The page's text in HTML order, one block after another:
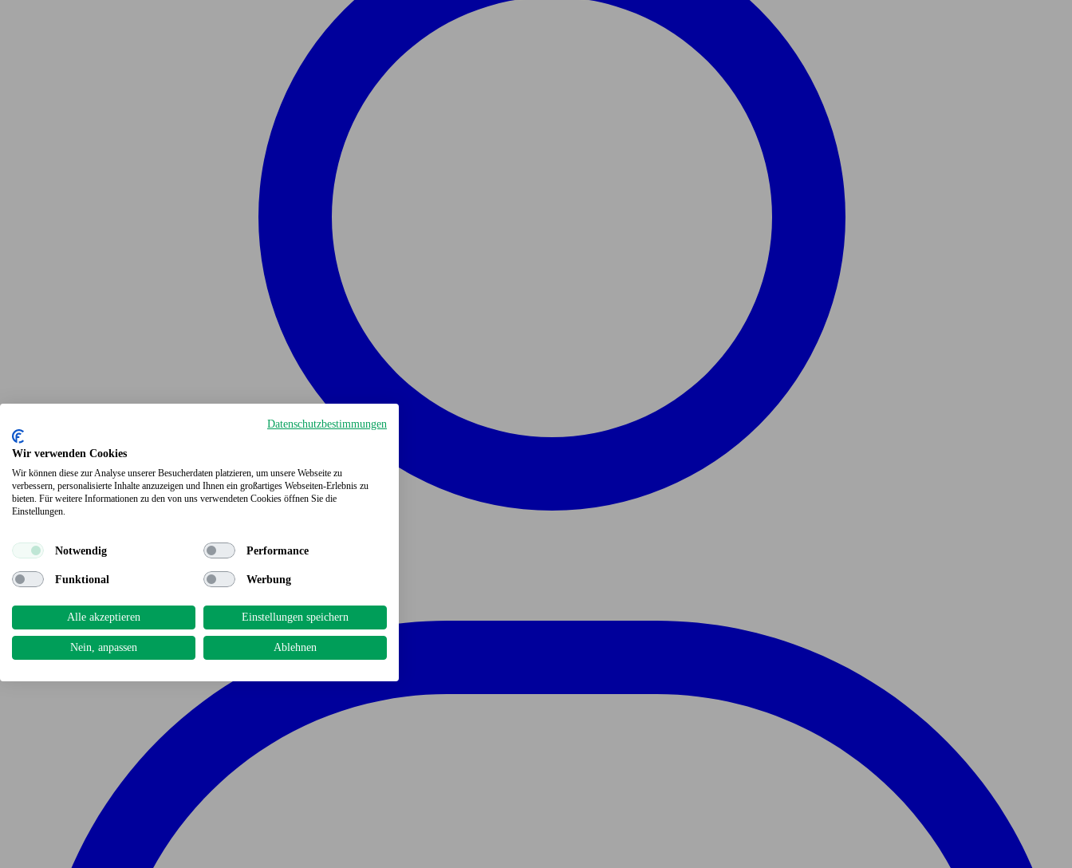
Datenschutzbestimmungen
Wir verwenden Cookies
Wir können diese zur Analyse unserer Besucherdaten platzieren, um unsere Webseite zu
verbessern, personalisierte Inhalte anzuzeigen und Ihnen ein großartiges Webseiten-Erlebnis zu
bieten. Für weitere Informationen zu den von uns verwendeten Cookies öffnen Sie die
Einstellungen.
Notwendig Performance
Funktional Werbung
Alle akzeptieren Einstellungen speichern
Nein, anpassen Ablehnen